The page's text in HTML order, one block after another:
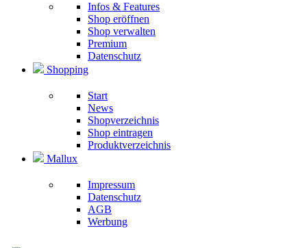
Infos & Features
Shop eröffnen
Shop verwalten
Premium
Datenschutz
Shopping
Start
News
Shopverzeichnis
Shop eintragen
Produktverzeichnis
Mallux
Impressum
Datenschutz
AGB
Werbung